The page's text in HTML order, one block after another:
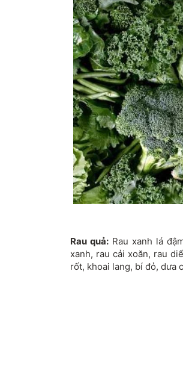
Rau quả: Rau xanh lá
xanh, rau cải xoăn, rau
rốt, khoai lang, bí đỏ, dưa